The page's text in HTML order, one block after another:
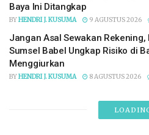
Baya Ini Ditangkap
BYHENDRI J. KUSUMA 9 AGUSTUS 2026
Jangan Asal Sewakan Rekening,
Sumsel Babel Ungkap Risiko di
Menggiurkan
BYHENDRI J. KUSUMA 8 AGUSTUS 2026